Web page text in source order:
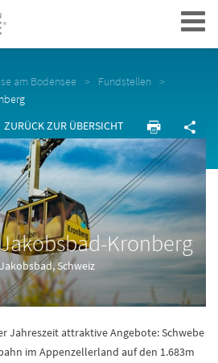
Navigation
am Bodensee
Fundstellen
ZURÜCK ZUR ÜBERSICHT
Kronberg
Jakobsbad, Schweiz
Jahreszeit attraktive Angebote: Schwebe
im Appenzellerland auf den 1.683m